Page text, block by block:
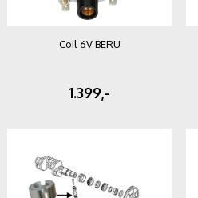
Coil 6V BERU
1.399,-